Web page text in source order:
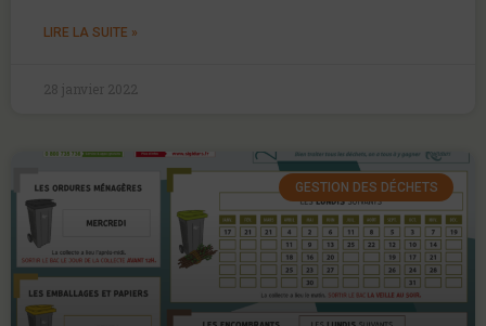
LIRE LA SUITE »
28 janvier 2022
GESTION DES DÉCHETS